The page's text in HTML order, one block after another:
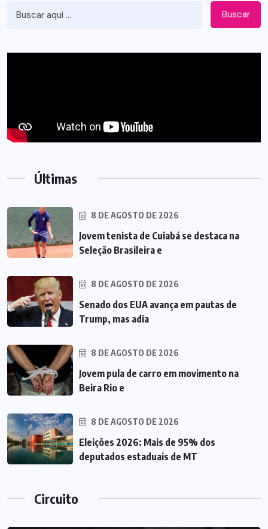
Buscar
Últimas
8 DE AGOSTO DE 2026
Jovem tenista de Cuiabá se destaca na
Seleção Brasileira e
8 DE AGOSTO DE 2026
Senado dos EUA avança em pautas de
Trump, mas adia
8 DE AGOSTO DE 2026
Jovem pula de carro em movimento na
Beira Rio e
8 DE AGOSTO DE 2026
Eleições 2026: Mais de 95% dos
deputados estaduais de MT
Circuito